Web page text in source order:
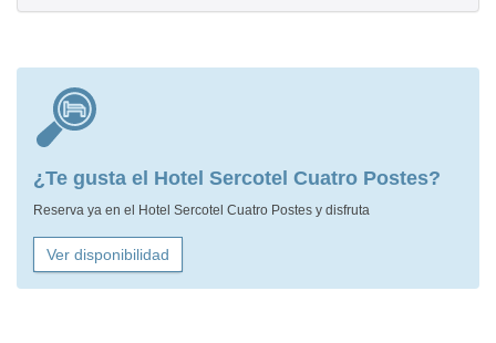
¿Te gusta el Hotel Sercotel Cuatro Postes?
Reserva ya en el Hotel Sercotel Cuatro Postes y disfruta
Ver disponibilidad